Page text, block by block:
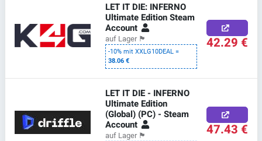
LET IT DIE: INFERNO
Ultimate Edition Steam
Account
auf Lager 🏴
-10% mit XXLG10DEAL =
38.06 €
42.29 €
LET IT DIE - INFERNO
Ultimate Edition
(Global) (PC) - Steam
Account
auf Lager 🏴 47.43 €